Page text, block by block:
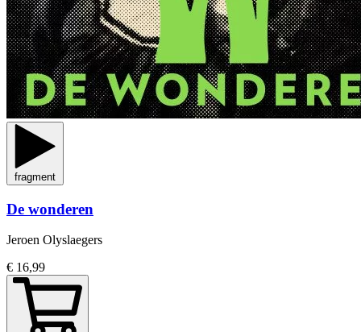
fragment
De wonderen
Jeroen Olyslaegers
€ 16,99